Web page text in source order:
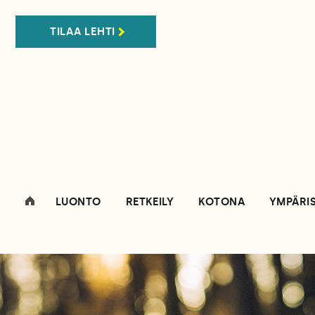
TILAA LEHTI
LUONTO RETKEILY KOTONA